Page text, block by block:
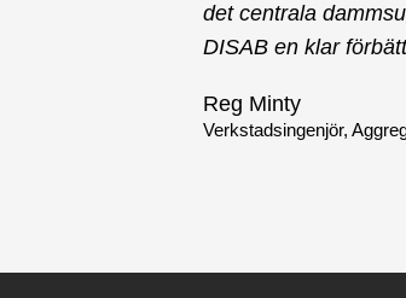
det centrala
DISAB en klar
Reg Minty
Verkstadsingenjör,